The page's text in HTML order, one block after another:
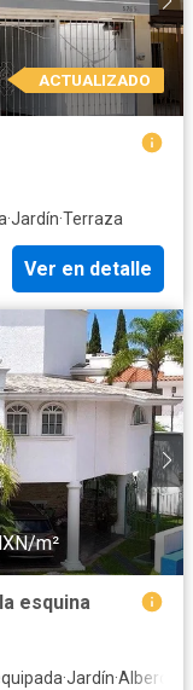
ACTUALIZADO
·Jardín·Terraza
Ver en detalle
m²
esquina
·Jardín·Alberca